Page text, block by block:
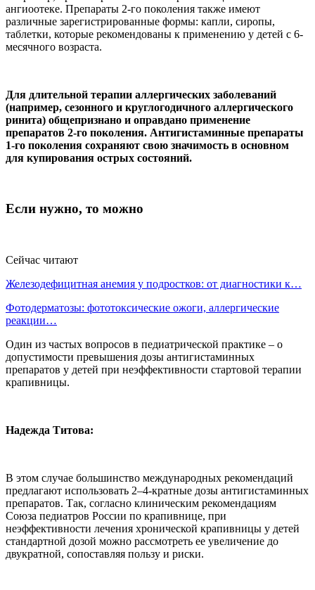
ангиоотеке. Препараты 2-го поколения также имеют
различные зарегистрированные формы: капли, сиропы,
таблетки, которые рекомендованы к применению у детей с 6-
месячного возраста.
Для длительной терапии аллергических заболеваний
(например, сезонного и круглогодичного аллергического
ринита) общепризнано и оправдано применение
препаратов 2-го поколения. Антигистаминные препараты
1-го поколения сохраняют свою значимость в основном
для купирования острых состояний.
Если нужно, то можно
Сейчас читают
Железодефицитная анемия у подростков: от диагностики к…
Фотодерматозы: фототоксические ожоги, аллергические
реакции…
Один из частых вопросов в педиатрической практике – о
допустимости превышения дозы антигистаминных
препаратов у детей при неэффективности стартовой терапии
крапивницы.
Надежда Титова:
В этом случае большинство международных рекомендаций
предлагают использовать 2–4-кратные дозы антигистаминных
препаратов. Так, согласно клиническим рекомендациям
Союза педиатров России по крапивнице, при
неэффективности лечения хронической крапивницы у детей
стандартной дозой можно рассмотреть ее увеличение до
двукратной, сопоставляя пользу и риски.